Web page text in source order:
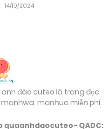
14/10/2024
anh đào cuteo là trang đọc
manhua miễn phí.
quaanhdaocuteo- QADC: